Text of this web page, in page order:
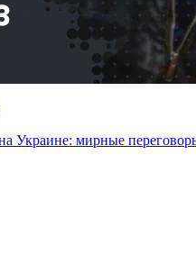
Украине: мирные